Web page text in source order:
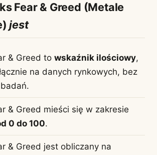
Fear & Greed (Metale
jest
& Greed to wskaźnik ilościowy,
na danych rynkowych, bez
& Greed mieści się w zakresie
0 do 100.
& Greed jest obliczany na